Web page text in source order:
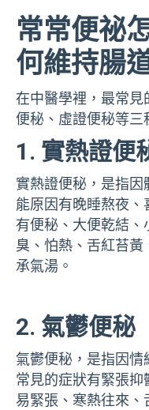
常常便祕
何維持腸
在中醫學裡，最常見
便秘、虛證便秘等三
1. 實熱證便
實熱證便秘，是指
能原因有晚睡熬夜
有便秘、大便乾結、
臭、怕熱、舌紅苔
承氣湯。
2. 氣鬱便秘
氣鬱便秘，是指因情
常見的症狀有緊張抑
易緊張、寒熱往來、